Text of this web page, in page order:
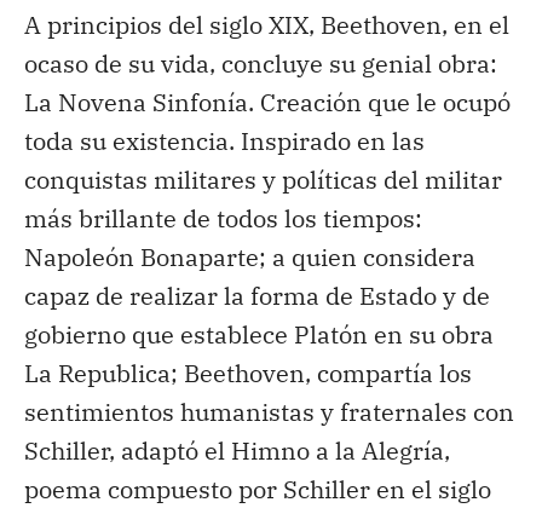
A principios del siglo XIX, Beethoven, en el
ocaso de su vida, concluye su genial obra:
La Novena Sinfonía. Creación que le ocupó
toda su existencia. Inspirado en las
conquistas militares y políticas del militar
más brillante de todos los tiempos:
Napoleón Bonaparte; a quien considera
capaz de realizar la forma de Estado y de
gobierno que establece Platón en su obra
La Republica; Beethoven, compartía los
sentimientos humanistas y fraternales con
Schiller, adaptó el Himno a la Alegría,
poema compuesto por Schiller en el siglo